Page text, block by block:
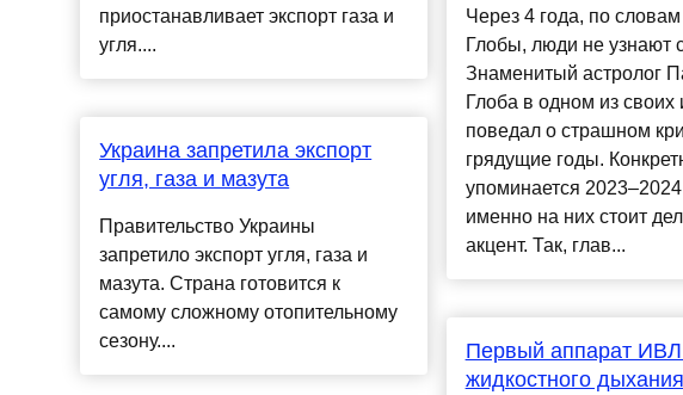
приостанавливает экспорт газа и
угля....
Украина запретила экспорт
угля, газа и мазута
Правительство Украины
запретило экспорт угля, газа и
мазута. Страна готовится к
самому сложному отопительному
сезону....
Через 4 года, по
Глобы, люди не узнают
Знаменитый астролог
Глоба в одном из своих
поведал о страшном
грядущие годы.
упоминается 2023–2024
именно на них стоит
акцент. Так, глав...
Первый аппарат
жидкостного дыхания